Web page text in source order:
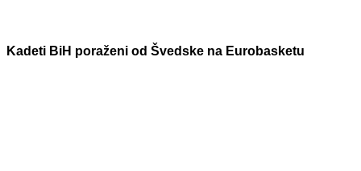
Kadeti BiH poraženi od Švedske na Eurobasketu